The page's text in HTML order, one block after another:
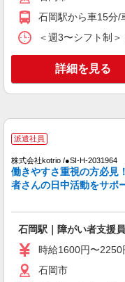
石岡駅から車15分/
＜週3〜シフト制
詳細を見る
派遣社員
株式会社kotrio /●SI-H-2031964
働きやすさ重視の方必見
者さんの日中活動をサポ
石岡駅｜障がい者支援
時給1600円〜
石岡市